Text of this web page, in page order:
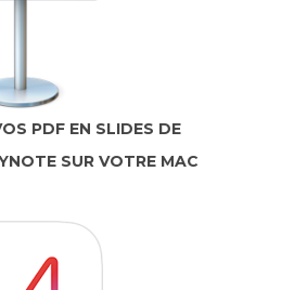
PDF EN SLIDES DE
SUR VOTRE MAC